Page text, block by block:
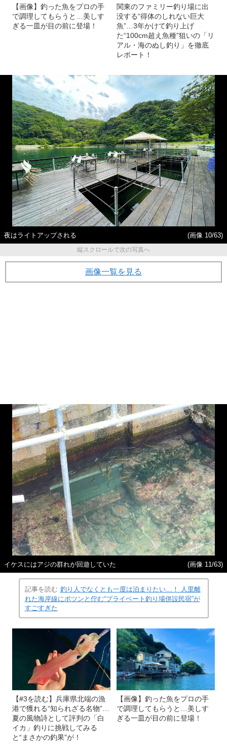
【画像】釣った魚をプロの手
で調理してもらうと…美しす
ぎる一皿が目の前に登場！
関東のファミリー釣り場に出
没する“得体のしれない巨大
魚”…3年かけて釣り上げ
た“100cm超え魚種”狙いの「リ
アル・海のぬし釣り」を徹底
レポート！
夜はライトアップされる
(画像 10/63)
縦スクロールで次の写真へ
画像一覧を見る
イケスにはアジの群れが回遊していた (画像 11/63)
記事を読む 釣り人でなくとも一度は泊まりたい…！ 人里離
れた海岸線にポツンと佇む“プライベート釣り場併設民宿”が
すごすぎた
【#3を読む】兵庫県北端の漁
港で獲れる“知られざる名物”…
夏の風物詩として評判の「白
イカ」釣りに挑戦してみる
と“まさかの釣果”が！
【画像】釣った魚をプロの手
で調理してもらうと…美しす
ぎる一皿が目の前に登場！